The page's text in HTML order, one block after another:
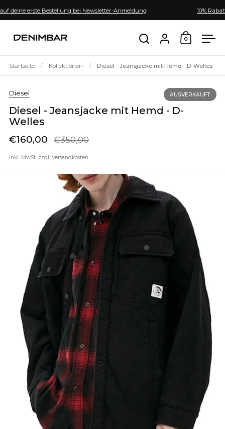
deine erste Bestellung bei Newsletter-Anmeldung 10%
Suche öffnen
Mein Konto
0
Startseite / Kollektionen / Diesel - Jeansjacke mit Hemd - D-Welles
Diesel
Diesel - Jeansjacke mit Hemd - D-
Welles
AUSVERKAUFT
Sale-Preis
€160,00
Regulärer Preis€350,00
inkl. MwSt. zzgl. Versandkosten